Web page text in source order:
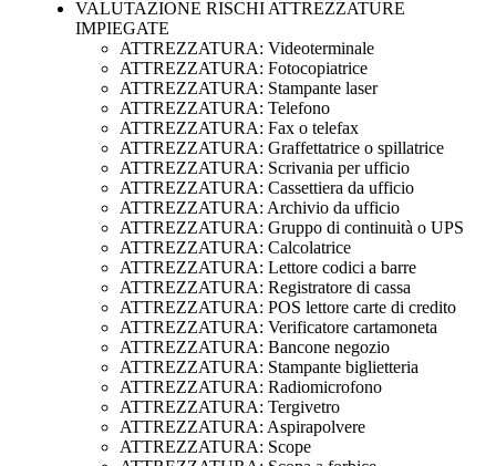
VALUTAZIONE RISCHI ATTREZZATURE
IMPIEGATE
ATTREZZATURA: Videoterminale
ATTREZZATURA: Fotocopiatrice
ATTREZZATURA: Stampante laser
ATTREZZATURA: Telefono
ATTREZZATURA: Fax o telefax
ATTREZZATURA: Graffettatrice o spillatrice
ATTREZZATURA: Scrivania per ufficio
ATTREZZATURA: Cassettiera da ufficio
ATTREZZATURA: Archivio da ufficio
ATTREZZATURA: Gruppo di continuità o UPS
ATTREZZATURA: Calcolatrice
ATTREZZATURA: Lettore codici a barre
ATTREZZATURA: Registratore di cassa
ATTREZZATURA: POS lettore carte di credito
ATTREZZATURA: Verificatore cartamoneta
ATTREZZATURA: Bancone negozio
ATTREZZATURA: Stampante biglietteria
ATTREZZATURA: Radiomicrofono
ATTREZZATURA: Tergivetro
ATTREZZATURA: Aspirapolvere
ATTREZZATURA: Scope